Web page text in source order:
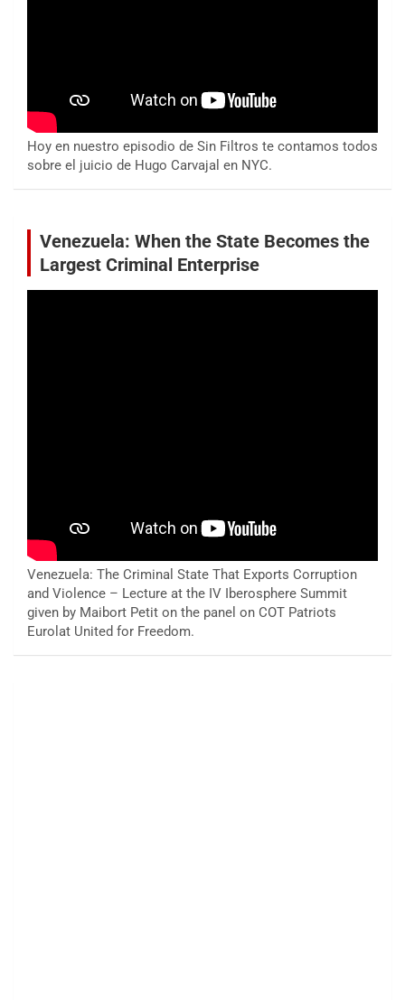
Hoy en nuestro episodio de Sin Filtros te contamos todos
sobre el juicio de Hugo Carvajal en NYC.
Venezuela: When the State Becomes the
Largest Criminal Enterprise
Venezuela: The Criminal State That Exports Corruption
and Violence – Lecture at the IV Iberosphere Summit
given by Maibort Petit on the panel on COT Patriots
Eurolat United for Freedom.